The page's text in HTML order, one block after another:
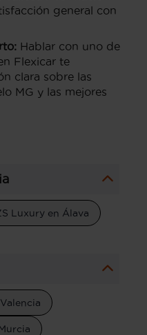
general con
Hablar con uno de
Flexicar te
clara sobre las
MG y las mejores
Luxury en Álava